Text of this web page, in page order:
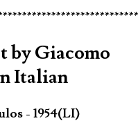
by Giacomo
Italian
- 1954(LI)